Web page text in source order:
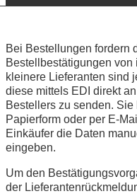
Bei Bestellungen fordern
Bestellbestätigungen
kleinere Lieferanten sind
diese mittels EDI direkt
Bestellers zu senden.
Papierform oder per E-
Einkäufer die Daten
eingeben.
Um den
der